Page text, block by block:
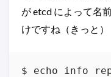
が etcd によって名
けですね（きっと）
$ echo info